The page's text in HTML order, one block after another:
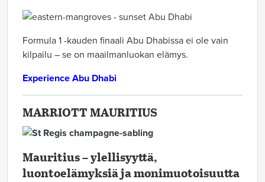
Formula 1 -kauden finaali Abu Dhabissa ei ole vain
kilpailu – se on maailmanluokan elämys.
Experience Abu Dhabi
MARRIOTT MAURITIUS
Mauritius – ylellisyyttä,
luontoelämyksiä ja monimuotoisuutta